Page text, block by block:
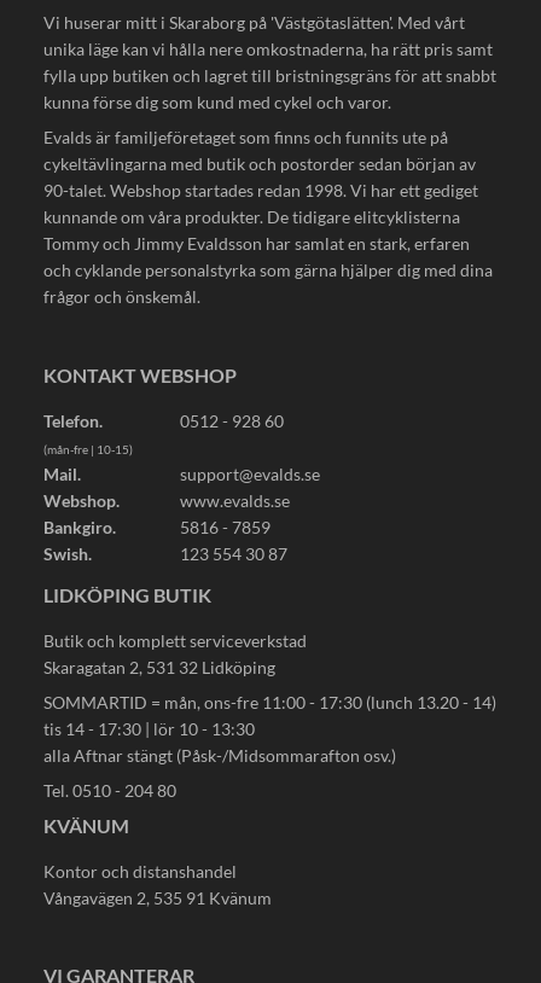
Vi huserar mitt i Skaraborg på 'Västgötaslätten'. Med vårt
unika läge kan vi hålla nere omkostnaderna, ha rätt pris samt
fylla upp butiken och lagret till bristningsgräns för att snabbt
kunna förse dig som kund med cykel och varor.
Evalds är familjeföretaget som finns och funnits ute på
cykeltävlingarna med butik och postorder sedan början av
90-talet. Webshop startades redan 1998. Vi har ett gediget
kunnande om våra produkter. De tidigare elitcyklisterna
Tommy och Jimmy Evaldsson har samlat en stark, erfaren
och cyklande personalstyrka som gärna hjälper dig med dina
frågor och önskemål.
KONTAKT WEBSHOP
Telefon. 0512 - 928 60
(mån-fre | 10-15)
Mail.
support@evalds.se
Webshop.
www.evalds.se
Bankgiro.
5816 - 7859
Swish.
123 554 30 87
LIDKÖPING BUTIK
Butik och komplett serviceverkstad
Skaragatan 2, 531 32 Lidköping
SOMMARTID = mån, ons-fre 11:00 - 17:30 (lunch 13.20 - 14)
tis 14 - 17:30 | lör 10 - 13:30
alla Aftnar stängt (Påsk-/Midsommarafton osv.)
Tel. 0510 - 204 80
KVÄNUM
Kontor och distanshandel
Vångavägen 2, 535 91 Kvänum
VI GARANTERAR